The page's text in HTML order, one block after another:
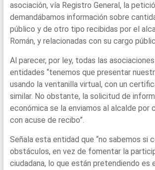
asociación, vía Registro General, la
demandábamos información sobre
público y de otro tipo recibidas por el
Román, y relacionadas con su cargo
Al parecer, por ley, todas las
entidades “tenemos que presentar
usando la ventanilla virtual, con un
similar. No obstante, la solicitud de
económica se la enviamos al alcalde por
con acuse de recibo”.
Señala esta entidad que “no sabemos si
obstáculos, en vez de fomentar la
ciudadana, lo que están pretendiendo es